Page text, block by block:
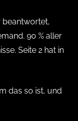
beantwortet,
90 % aller
Seite 2 hat in
das so ist, und